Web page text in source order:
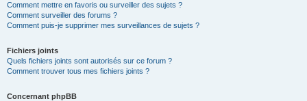
Comment mettre en favoris ou surveiller des sujets ?
Comment surveiller des forums ?
Comment puis-je supprimer mes surveillances de sujets ?
Fichiers joints
Quels fichiers joints sont autorisés sur ce forum ?
Comment trouver tous mes fichiers joints ?
Concernant phpBB